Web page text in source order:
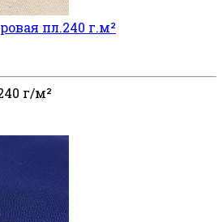
пл.240 г.м²
г/м²